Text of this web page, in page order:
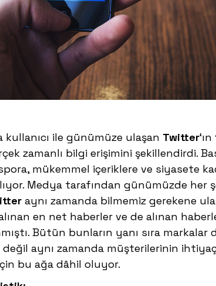
kullanıcı ile günümüze ulaşan Twitter
zamanlı bilgi erişimini şekillendirdi.
mükemmel içeriklere ve siyasete
Medya tarafından günümüzde her
aynı zamanda bilmemiz gerekene
en net haberler ve de alınan
Bütün bunların yanı sıra markalar
aynı zamanda müşterilerinin
bu ağa dâhil oluyor.